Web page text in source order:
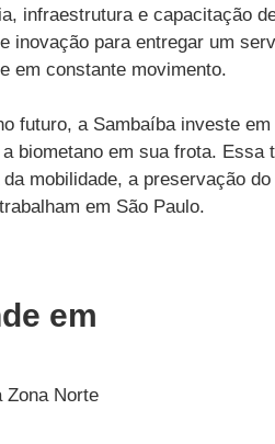
infraestrutura e capacitação
inovação para entregar um
em constante movimento.
futuro, a Sambaíba investe
biometano em sua frota.
da mobilidade, a preservação
em São Paulo.
em
Zona Norte